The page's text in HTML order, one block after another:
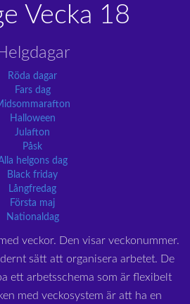
Vecka 18
Röda dagar
Fars dag
Halloween
Julafton
Påsk
helgons dag
Black friday
Långfredag
Första maj
Nationaldag
veckor. Den visar veckonummer.
sätt att organisera arbetet. De
ett arbetsschema som är flexibelt
med veckosystem är att ha en